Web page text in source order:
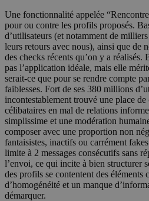
Une fonctionnalité appelée
pour ou contre les profils proposés.
d’utilisateurs (et notamment de
leurs retours avec nous), ainsi que de
des checks récents qu’on y a réalisés.
pas l’application idéale, mais elle
serait-ce que pour se rendre compte
faiblesses. Fort de ses 380 millions
incontestablement trouvé une place
célibataires en mal de relations
simplissime et une modération
composer avec une proportion non
fantaisistes, inactifs ou carrément
limite à 2 messages consécutifs sans
l’envoi, ce qui incite à bien structurer
des profils se contentent des éléments
d’homogénéité et un manque
démarquer.